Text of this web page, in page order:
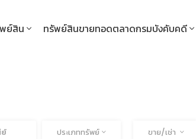
ย์สิน ทรัพย์สินขายทอดตลาดกรมบังคับคดี
ประเภททรัพย์ ขาย/เช่า